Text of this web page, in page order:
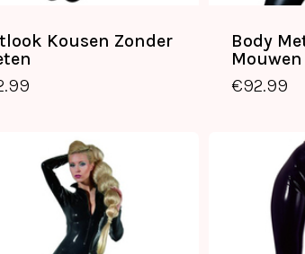
Kousen Zonder
Body
€92.99